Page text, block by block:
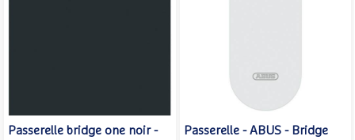
Passerelle bridge one noir -
Passerelle - ABUS - Bridge